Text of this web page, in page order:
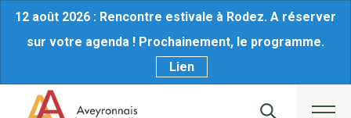
12 août 2026 : Rencontre estivale à Rodez. A réserver
sur votre agenda ! Prochainement, le programme.
Lien